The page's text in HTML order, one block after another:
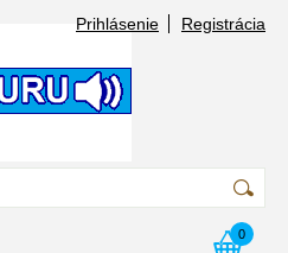
Prihlásenie Registrácia
0